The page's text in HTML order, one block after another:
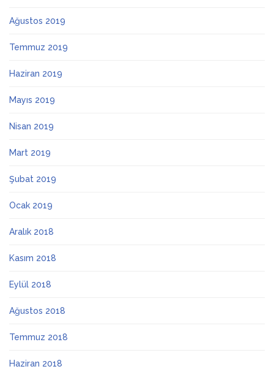
Ağustos 2019
Temmuz 2019
Haziran 2019
Mayıs 2019
Nisan 2019
Mart 2019
Şubat 2019
Ocak 2019
Aralık 2018
Kasım 2018
Eylül 2018
Ağustos 2018
Temmuz 2018
Haziran 2018